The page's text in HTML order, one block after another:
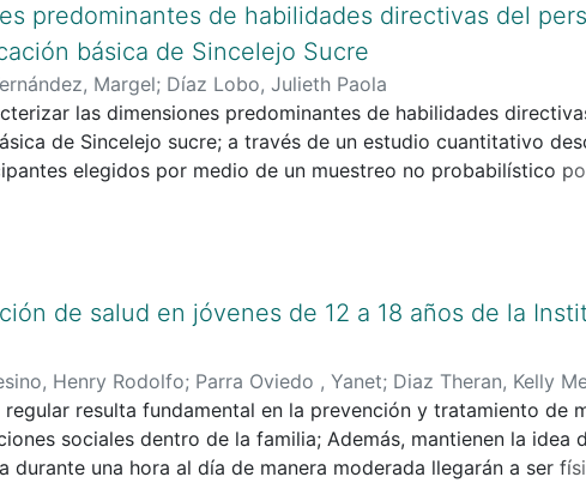
partir de la investigación bibliográfica; es que una de las
que muchas de las tareas a realizar en el sector construcción
al momento de realizar dicha actividad, ya que muchos
los elementos de protección personal provocando
material particulado, gases, vapores, entre otros que generan
colocando así en riesgo sus vidas
predominantes de habilidades directivas del
básica de Sincelejo Sucre
Margel; Díaz Lobo, Julieth Paola
las dimensiones predominantes de habilidades
de Sincelejo sucre; a través de un estudio cuantitativo
elegidos por medio de un muestreo no probabilístico
el instrumento de evaluación personal de habilidades
77%. Se concluye que las habilidades grupales al ser las más
y delegación, así como formación de equipos eficaces
un personal eficaz y permite la construcción de un ambiente
de salud en jóvenes de 12 a 18 años de la
Henry Rodolfo; Parra Oviedo , Yanet; Diaz Theran, Kelly
resulta fundamental en la prevención y tratamiento de
sociales dentro de la familia; Además, mantienen la idea
una hora al día de manera moderada llegarán a ser
objetivo de esta investigación es analizar el nivel de actividad